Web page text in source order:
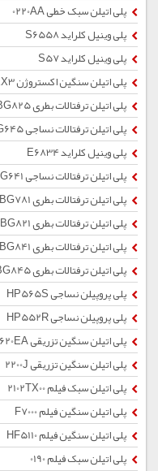
پلی اتیلن سبک خطی 0220AA
پلی وینیل کلراید S6558
پلی وینیل کلراید S57
پلی اتیلن سنگین اکستروژن EX3
پلی اتیلن ترفتالات بطری BG825
پلی اتیلن ترفتالات نساجی TG645
پلی وینیل کلراید E6834
پلی اتیلن ترفتالات نساجی TG641
پلی اتیلن ترفتالات بطری BG781
پلی اتیلن ترفتالات بطری BG821
پلی اتیلن ترفتالات بطری BG841
پلی اتیلن ترفتالات بطری BG845
پلی پروپیلن نساجی HP565S
پلی پروپیلن نساجی HP552R
پلی اتیلن سنگین تزریقی 5620EA
پلی اتیلن سنگین تزریقی 2200J
پلی اتیلن سبک فیلم 2102TX00
پلی اتیلن سنگین فیلم F7000
پلی اتیلن سنگین فیلم HF5110
پلی اتیلن سبک فیلم 0190